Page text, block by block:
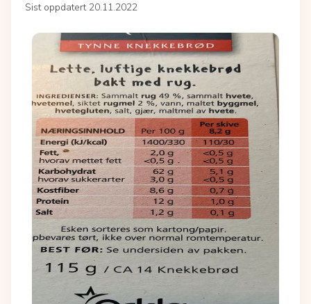
Sist oppdatert 20.11.2022